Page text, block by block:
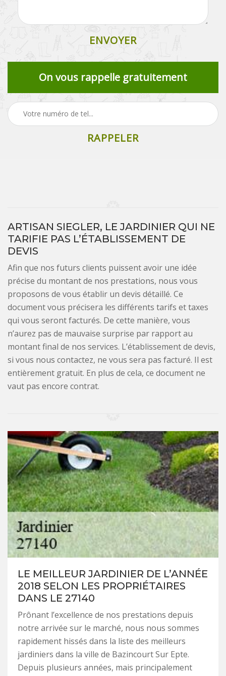
On vous rappelle gratuitement
ARTISAN SIEGLER, LE JARDINIER QUI NE
TARIFIE PAS L’ÉTABLISSEMENT DE
DEVIS
Afin que nos futurs clients puissent avoir une idée
précise du montant de nos prestations, nous vous
proposons de vous établir un devis détaillé. Ce
document vous précisera les différents tarifs et taxes
qui vous seront facturés. De cette manière, vous
n’aurez pas de mauvaise surprise par rapport au
montant final de nos services. L’établissement de devis,
si vous nous contactez, ne vous sera pas facturé. Il est
entièrement gratuit. En plus de cela, ce document ne
vaut pas encore contrat.
LE MEILLEUR JARDINIER DE L’ANNÉE
2018 SELON LES PROPRIÉTAIRES
DANS LE 27140
Prônant l’excellence de nos prestations depuis
notre arrivée sur le marché, nous nous sommes
rapidement hissés dans la liste des meilleurs
jardiniers dans la ville de Bazincourt Sur Epte.
Depuis plusieurs années, mais principalement